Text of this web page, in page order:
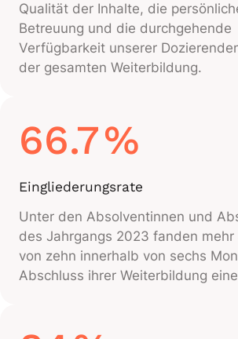
Qualität der Inhalte, die
Betreuung und die durchgehende
Verfügbarkeit unserer
der gesamten Weiterbildung.
66.7%
Eingliederungsrate
Unter den Absolventinnen und
des Jahrgangs 2023 fanden mehr
von zehn innerhalb von sechs
Abschluss ihrer Weiterbildung